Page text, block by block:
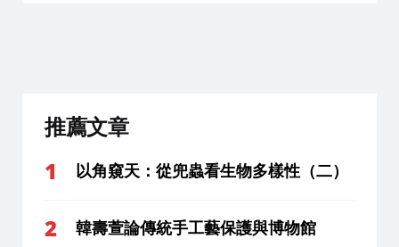
推薦文章
以角窺天：從兜蟲看生物多樣性（二）
韓壽萱論傳統手工藝保護與博物館